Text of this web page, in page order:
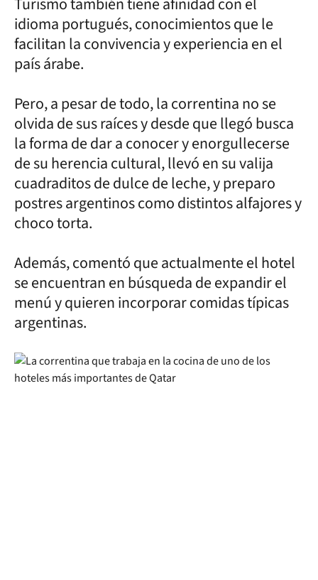
idioma portugués, conocimientos que le
facilitan la convivencia y experiencia en el
país árabe.
Pero, a pesar de todo, la correntina no se
olvida de sus raíces y desde que llegó busca
la forma de dar a conocer y enorgullecerse
de su herencia cultural, llevó en su valija
cuadraditos de dulce de leche, y preparo
postres argentinos como distintos alfajores y
choco torta.
Además, comentó que actualmente el hotel
se encuentran en búsqueda de expandir el
menú y quieren incorporar comidas típicas
argentinas.